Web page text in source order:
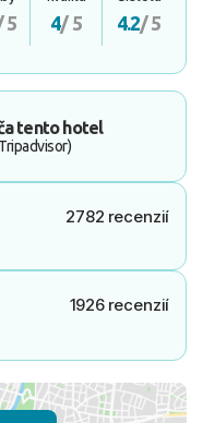
5 4/ 5 4.2/ 5
tento hotel
2782 recenzií
1926 recenzií